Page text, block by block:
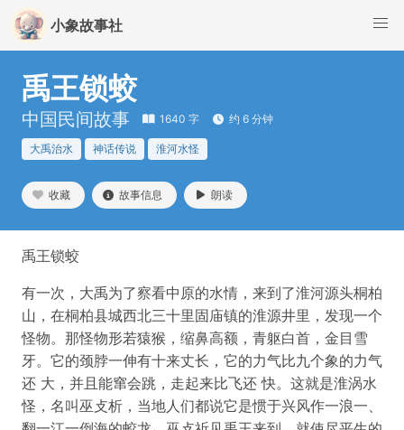
小象故事社
禹王锁蛟
中国民间故事 1640 字 约 6 分钟
大禹治水 神话传说 淮河水怪
收藏 故事信息 朗读
禹王锁蛟
有一次，大禹为了察看中原的水情，来到了淮河源头桐柏
山，在桐柏县城西北三十里固庙镇的淮源井里，发现一个
怪物。那怪物形若猿猴，缩鼻高额，青躯白首，金目雪
牙。它的颈脖一伸有十来丈长，它的力气比九个象的力气
还 大，并且能窜会跳，走起来比飞还 快。这就是淮涡水
怪，名叫巫攴析，当地人们都说它是惯于兴风作一浪一、